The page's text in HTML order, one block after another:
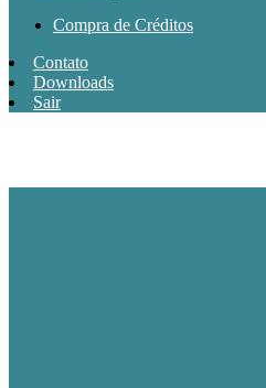
Compra de Créditos
Contato
Downloads
Sair